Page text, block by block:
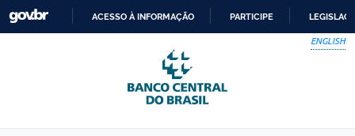
Skip to main content
PARA
O
CONTEÚDO
ACESSO À INFORMAÇÃO PARTICIPE
ENGLISH